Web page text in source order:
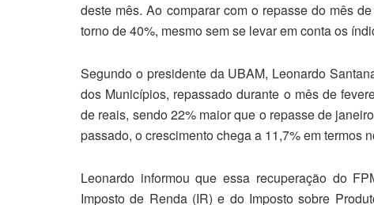
deste mês. Ao comparar com o repasse do mês
torno de 40%, mesmo sem se levar em conta os
Segundo o presidente da UBAM, Leonardo
dos Municípios, repassado durante o mês de
de reais, sendo 22% maior que o repasse de
passado, o crescimento chega a 11,7% em termos
Leonardo informou que essa recuperação do
Imposto de Renda (IR) e do Imposto sobre